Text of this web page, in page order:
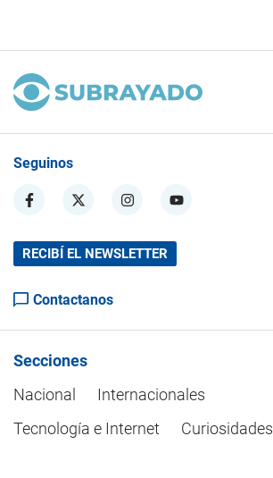
Seguinos
RECIBÍ EL NEWSLETTER
Contactanos
Secciones
Nacional
Internacionales
Tecnología e Internet
Curiosidades